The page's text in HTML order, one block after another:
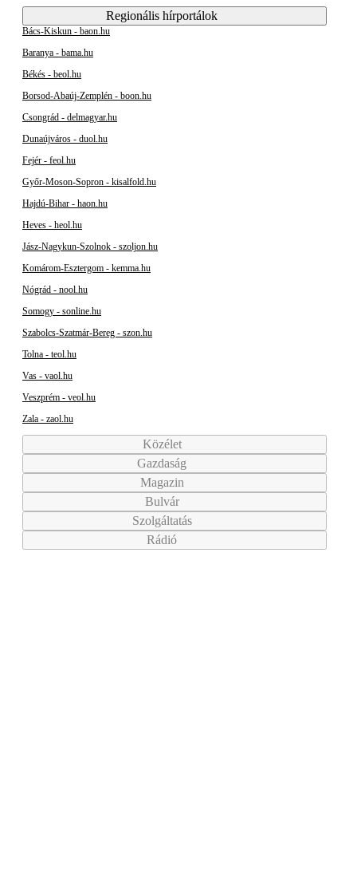
Regionális hírportálok
Bács-Kiskun - baon.hu
Baranya - bama.hu
Békés - beol.hu
Borsod-Abaúj-Zemplén - boon.hu
Csongrád - delmagyar.hu
Dunaújváros - duol.hu
Fejér - feol.hu
Győr-Moson-Sopron - kisalfold.hu
Hajdú-Bihar - haon.hu
Heves - heol.hu
Jász-Nagykun-Szolnok - szoljon.hu
Komárom-Esztergom - kemma.hu
Nógrád - nool.hu
Somogy - sonline.hu
Szabolcs-Szatmár-Bereg - szon.hu
Tolna - teol.hu
Vas - vaol.hu
Veszprém - veol.hu
Zala - zaol.hu
Közélet
Gazdaság
Magazin
Bulvár
Szolgáltatás
Rádió